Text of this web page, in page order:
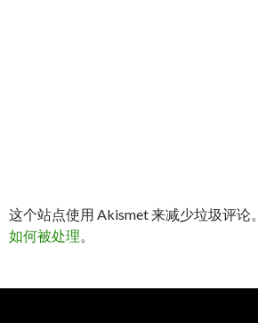
这个站点使用 Akismet 来减少垃圾评论。
如何被处理。